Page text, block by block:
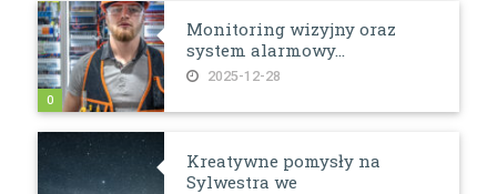
Monitoring wizyjny oraz
system alarmowy...
2025-12-28
0
Kreatywne pomysły na
Sylwestra we